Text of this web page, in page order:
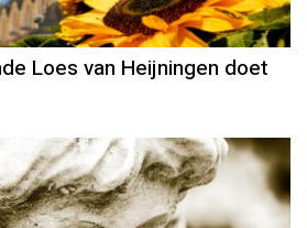
Loes van Heijningen doet